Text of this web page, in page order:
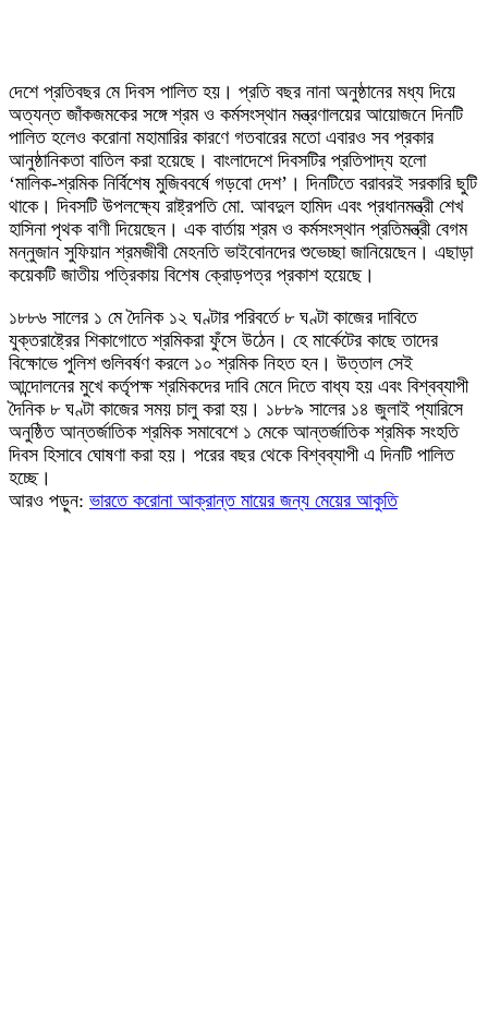
দেশে প্রতিবছর মে দিবস পালিত হয়। প্রতি বছর নানা অনুষ্ঠানের মধ্য দিয়ে
অত্যন্ত জাঁকজমকের সঙ্গে শ্রম ও কর্মসংস্থান মন্ত্রণালয়ের আয়োজনে দিনটি
পালিত হলেও করোনা মহামারির কারণে গতবারের মতো এবারও সব প্রকার
আনুষ্ঠানিকতা বাতিল করা হয়েছে। বাংলাদেশে দিবসটির প্রতিপাদ্য হলো
‘মালিক-শ্রমিক নির্বিশেষ মুজিববর্ষে গড়বো দেশ’। দিনটিতে বরাবরই সরকারি ছুটি
থাকে। দিবসটি উপলক্ষ্যে রাষ্ট্রপতি মো. আবদুল হামিদ এবং প্রধানমন্ত্রী শেখ
হাসিনা পৃথক বাণী দিয়েছেন। এক বার্তায় শ্রম ও কর্মসংস্থান প্রতিমন্ত্রী বেগম
মন্নুজান সুফিয়ান শ্রমজীবী মেহনতি ভাইবোনদের শুভেচ্ছা জানিয়েছেন। এছাড়া
কয়েকটি জাতীয় পত্রিকায় বিশেষ ক্রোড়পত্র প্রকাশ হয়েছে।
১৮৮৬ সালের ১ মে দৈনিক ১২ ঘণ্টার পরিবর্তে ৮ ঘণ্টা কাজের দাবিতে
যুক্তরাষ্ট্রের শিকাগোতে শ্রমিকরা ফুঁসে উঠেন। হে মার্কেটের কাছে তাদের
বিক্ষোভে পুলিশ গুলিবর্ষণ করলে ১০ শ্রমিক নিহত হন। উত্তাল সেই
আন্দোলনের মুখে কর্তৃপক্ষ শ্রমিকদের দাবি মেনে দিতে বাধ্য হয় এবং বিশ্বব্যাপী
দৈনিক ৮ ঘণ্টা কাজের সময় চালু করা হয়। ১৮৮৯ সালের ১৪ জুলাই প্যারিসে
অনুষ্ঠিত আন্তর্জাতিক শ্রমিক সমাবেশে ১ মেকে আন্তর্জাতিক শ্রমিক সংহতি
দিবস হিসাবে ঘোষণা করা হয়। পরের বছর থেকে বিশ্বব্যাপী এ দিনটি পালিত
হচ্ছে।
আরও পড়ুন: ভারতে করোনা আক্রান্ত মায়ের জন্য মেয়ের আকুতি